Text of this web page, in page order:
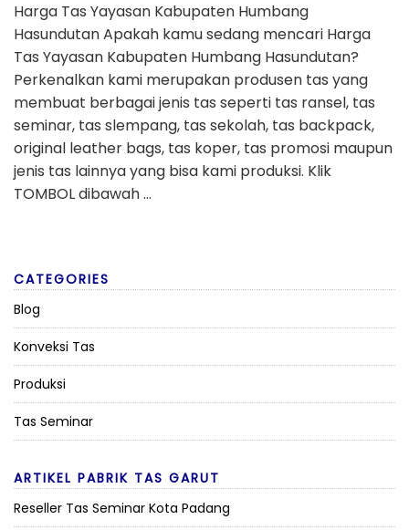
Harga Tas Yayasan Kabupaten Humbang
Hasundutan Apakah kamu sedang mencari Harga
Tas Yayasan Kabupaten Humbang Hasundutan?
Perkenalkan kami merupakan produsen tas yang
membuat berbagai jenis tas seperti tas ransel, tas
seminar, tas slempang, tas sekolah, tas backpack,
original leather bags, tas koper, tas promosi maupun
jenis tas lainnya yang bisa kami produksi. Klik
TOMBOL dibawah …
CATEGORIES
Blog
Konveksi Tas
Produksi
Tas Seminar
ARTIKEL PABRIK TAS GARUT
Reseller Tas Seminar Kota Padang